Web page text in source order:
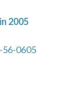
2005
56-0605